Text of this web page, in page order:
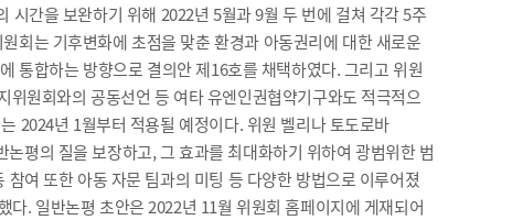
간을 보완하기 위해 2022년 5월과 9월 두 번에 걸쳐 각각 5주
회는 기후변화에 초점을 맞춘 환경과 아동권리에 대한 새로운
통합하는 방향으로 결의안 제16호를 채택하였다. 그리고 위원
원회와의 공동선언 등 여타 유엔인권협약기구와도 적극적으
2024년 1월부터 적용될 예정이다. 위원 벨리나 토도로바
평의 질을 보장하고, 그 효과를 최대화하기 위하여 광범위한 범
여 또한 아동 자문 팀과의 미팅 등 다양한 방법으로 이루어졌
. 일반논평 초안은 2022년 11월 위원회 홈페이지에 게재되어